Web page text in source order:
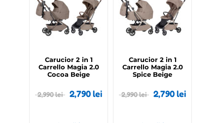
Carucior 2 in 1
Carrello Magia 2.0
Cocoa Beige
2,990lei 2,790lei
Carucior 2 in 1
Carrello Magia 2.0
Spice Beige
2,990lei 2,790lei